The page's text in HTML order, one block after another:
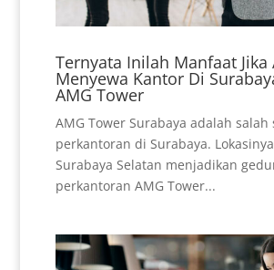
Ternyata Inilah Manfaat Jika
Menyewa Kantor Di
AMG Tower
AMG Tower Surabaya adalah
perkantoran di Surabaya.
Surabaya Selatan menjadikan
perkantoran AMG Tower...